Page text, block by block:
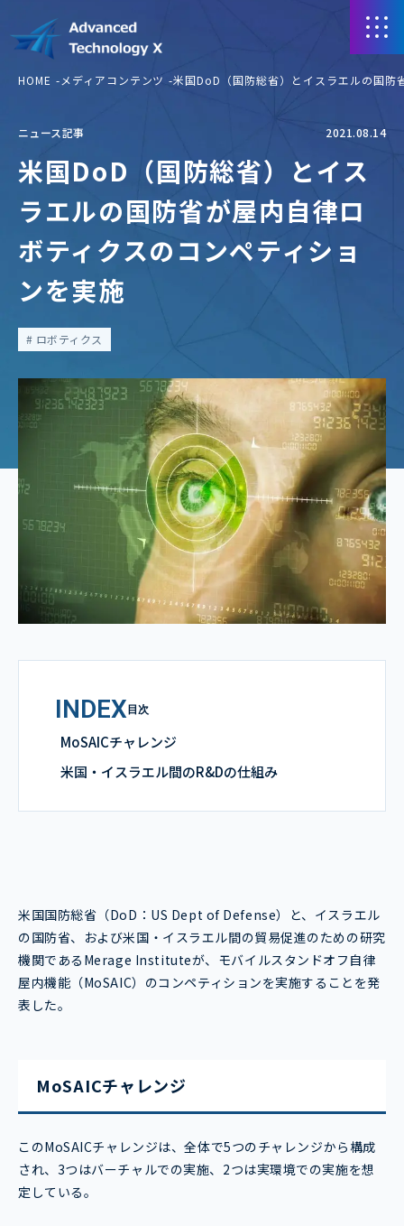
HOME メディアコンテンツ 米国DoD（国防総省）とイスラエルの国防
ニュース記事 2021.08.14
米国DoD（国防総省）とイス
ラエルの国防省が屋内自律ロ
ボティクスのコンペティショ
ンを実施
ロボティクス
INDEX目次
MoSAICチャレンジ
米国・イスラエル間のR&Dの仕組み
米国国防総省（DoD：US Dept of Defense）と、イスラエル
の国防省、および米国・イスラエル間の貿易促進のための研究
機関であるMerage Instituteが、モバイルスタンドオフ自律
屋内機能（MoSAIC）のコンペティションを実施することを発
表した。
MoSAICチャレンジ
このMoSAICチャレンジは、全体で5つのチャレンジから構成
され、3つはバーチャルでの実施、2つは実環境での実施を想
定している。